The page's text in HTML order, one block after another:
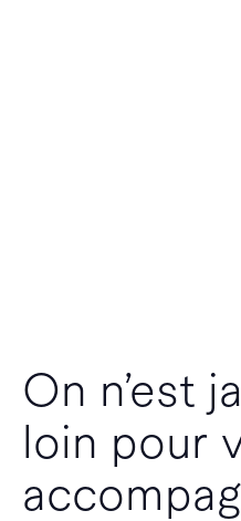
On n’est
loin pour